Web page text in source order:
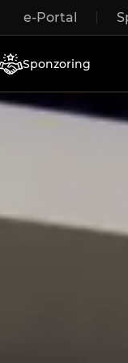
e-PortalTerrace
Sponzoring